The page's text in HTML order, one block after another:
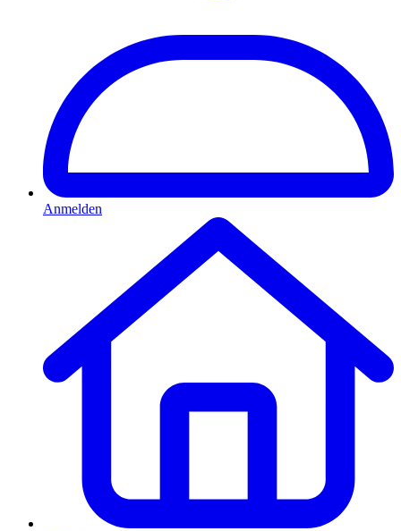
Anmelden